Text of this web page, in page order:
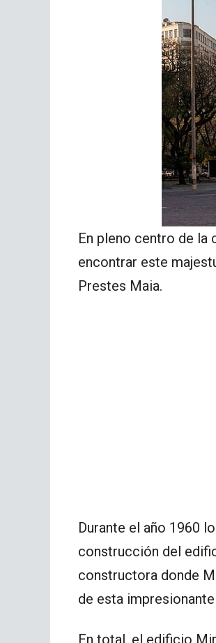
En pleno centro de la
encontrar este
Prestes Maia.
Durante el año 1960
construcción del
constructora donde
de esta
En total, el edificio